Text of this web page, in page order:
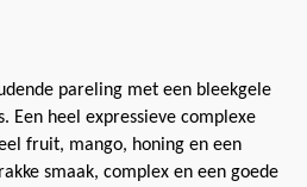
pareling met een bleekgele
Een heel expressieve complexe
fruit, mango, honing en een
smaak, complex en een goede